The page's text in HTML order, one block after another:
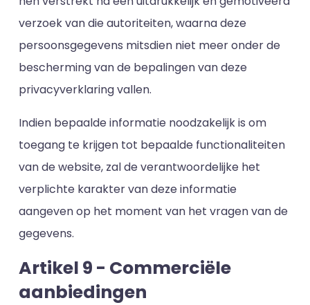
verzoek van die autoriteiten, waarna deze
persoonsgegevens mitsdien niet meer onder de
bescherming van de bepalingen van deze
privacyverklaring vallen.
Indien bepaalde informatie noodzakelijk is om
toegang te krijgen tot bepaalde functionaliteiten
van de website, zal de verantwoordelijke het
verplichte karakter van deze informatie
aangeven op het moment van het vragen van de
gegevens.
Artikel 9 - Commerciële
aanbiedingen